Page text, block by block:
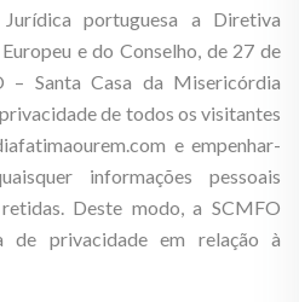
portuguesa a Diretiva
e do Conselho, de 27 de
Santa Casa da Misericórdia
de todos os visitantes
e empenhar-
informações pessoais
Deste modo, a SCMFO
de privacidade em relação à